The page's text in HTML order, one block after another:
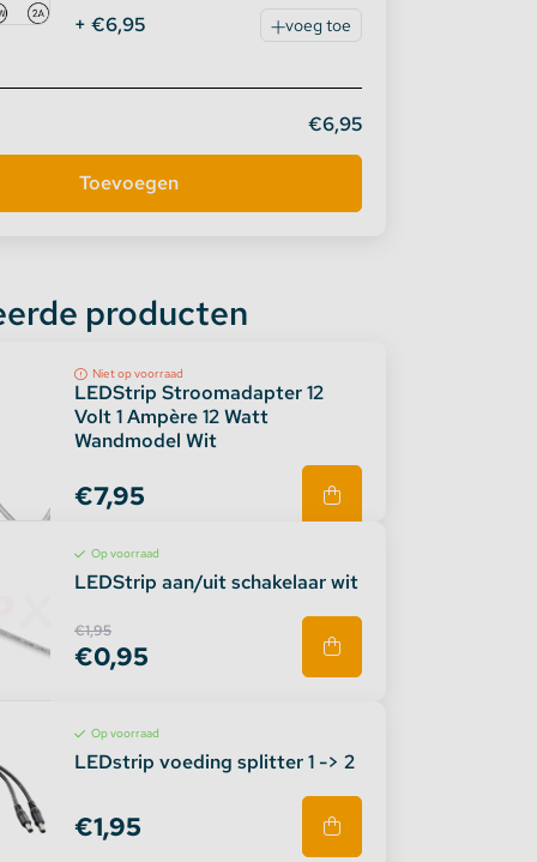
+ €6,95 voeg toe
€6,95
producten
Niet op voorraad
LEDStrip Stroomadapter 12
Volt 1 Ampère 12 Watt
Wandmodel Wit
€7,95
Op voorraad
LEDStrip aan/uit schakelaar wit
€1,95
€0,95
Op voorraad
LEDstrip voeding splitter 1 -> 2
€1,95